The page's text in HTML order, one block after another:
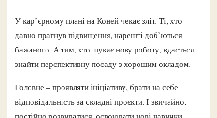
У кар’єрному плані на Коней чекає зліт. Ті, хто
давно прагнув підвищення, нарешті доб’ються
бажаного. А тим, хто шукає нову роботу, вдасться
знайти перспективну посаду з хорошим окладом.
Головне – проявляти ініціативу, брати на себе
відповідальність за складні проєкти. І звичайно,